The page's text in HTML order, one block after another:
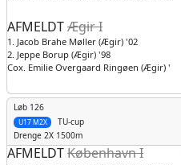
AFMELDTÆgir I
1. Jacob Brahe Møller (Ægir) '02
2. Jeppe Borup (Ægir) '98
Cox. Emilie Overgaard Ringøen (Ægir) '02
Løb 126
TU-cup
U17 M2X
Drenge 2X 1500m
AFMELDTKøbenhavn I